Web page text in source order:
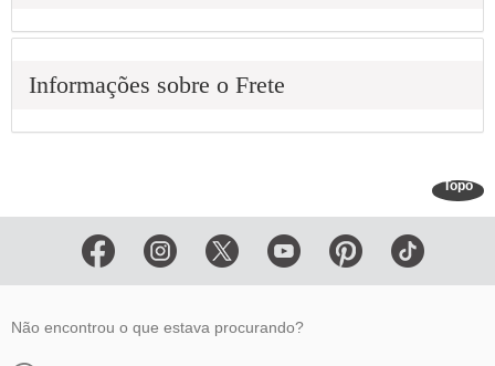
Informações sobre o Frete
Topo
Não encontrou o que estava procurando?